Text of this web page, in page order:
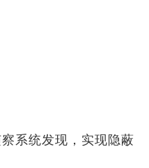
系统发现，实现隐蔽